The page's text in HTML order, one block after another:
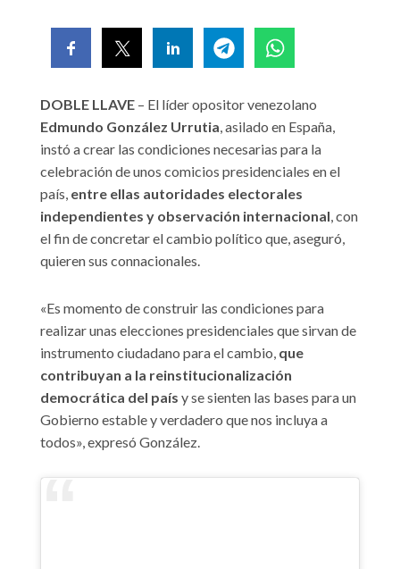
DOBLE LLAVE – El líder opositor venezolano
Edmundo González Urrutia, asilado en España,
instó a crear las condiciones necesarias para la
celebración de unos comicios presidenciales en el
país, entre ellas autoridades electorales
independientes y observación internacional, con
el fin de concretar el cambio político que, aseguró,
quieren sus connacionales.
«Es momento de construir las condiciones para
realizar unas elecciones presidenciales que sirvan de
instrumento ciudadano para el cambio, que
contribuyan a la reinstitucionalización
democrática del país y se sienten las bases para un
Gobierno estable y verdadero que nos incluya a
todos», expresó González.